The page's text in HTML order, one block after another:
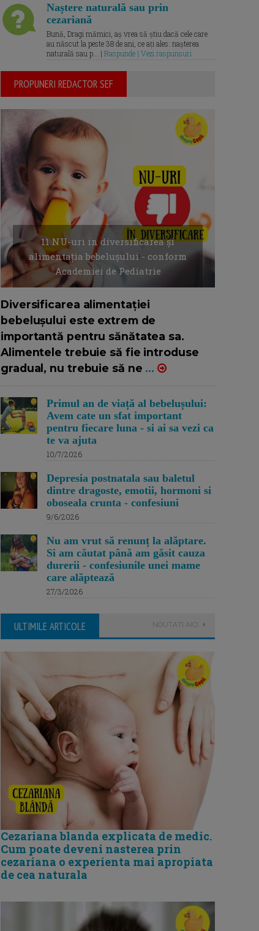
Naștere naturală sau prin
cezariană
Bună, Dragi mămici, aș vrea să știu dacă cele care
au născut la peste 38 de ani, ce ați ales: nașterea
naturală sau p... | Raspunde | Vezi raspunsuri
PROPUNERI REDACTOR SEF
11 NU-uri in diversificarea și
alimentația bebelușului - conform
Academiei de Pediatrie
Diversificarea alimentației
bebelușului este extrem de
importantă pentru sănătatea sa.
Alimentele trebuie să fie introduse
gradual, nu trebuie să ne ...
Primul an de viață al bebelușului:
Avem cate un sfat important
pentru fiecare luna - si ai sa vezi ca
te va ajuta
10/7/2026
Depresia postnatala sau baletul
dintre dragoste, emotii, hormoni si
oboseala crunta - confesiuni
9/6/2026
Nu am vrut să renunț la alăptare.
Si am căutat până am găsit cauza
durerii - confesiunile unei mame
care alăptează
27/3/2026
ULTIMILE ARTICOLE NOUTATI AICI
Cezariana blanda explicata de medic.
Cum poate deveni nasterea prin
cezariana o experienta mai apropiata
de cea naturala